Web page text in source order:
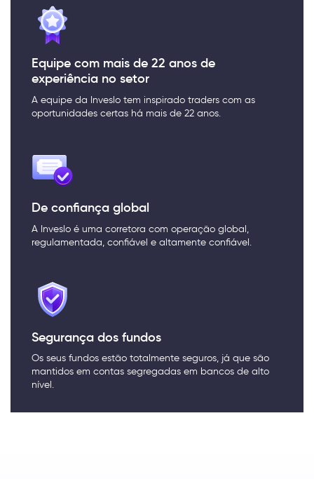
Equipe com mais de 22 anos de
experiência no setor
A equipe da Inveslo tem inspirado traders com as
oportunidades certas há mais de 22 anos.
De confiança global
A Inveslo é uma corretora com operação global,
regulamentada, confiável e altamente confiável.
Segurança dos fundos
Os seus fundos estão totalmente seguros, já que são
mantidos em contas segregadas em bancos de alto
nível.